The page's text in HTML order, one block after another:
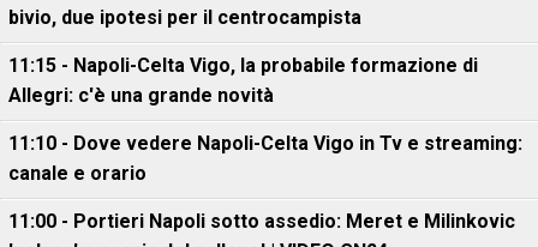
bivio, due ipotesi per il centrocampista
11:15 - Napoli-Celta Vigo, la probabile formazione di
Allegri: c'è una grande novità
11:10 - Dove vedere Napoli-Celta Vigo in Tv e streaming:
canale e orario
11:00 - Portieri Napoli sotto assedio: Meret e Milinkovic